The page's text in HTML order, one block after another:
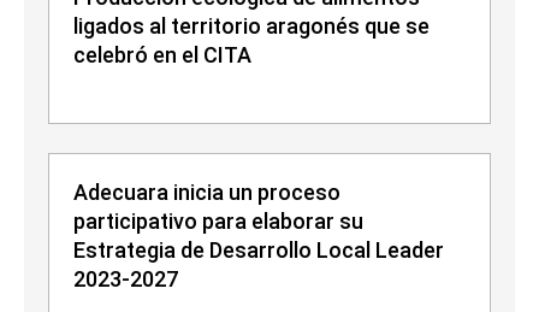
ligados al territorio aragonés que se
celebró en el CITA
Adecuara inicia un proceso
participativo para elaborar su
Estrategia de Desarrollo Local Leader
2023-2027